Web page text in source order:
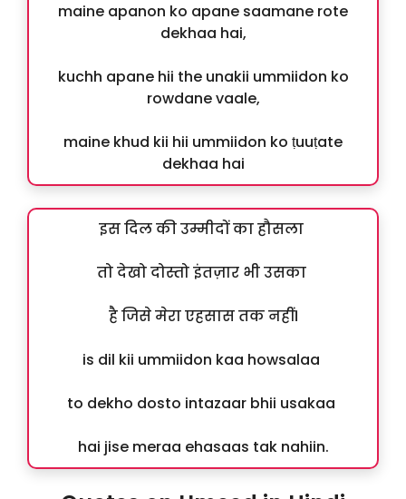
maine apanon ko apane saamane rote
dekhaa hai,
kuchh apane hii the unakii ummiidon ko
rowdane vaale,
maine khud kii hii ummiidon ko ṭuuṭate
dekhaa hai
इस दिल की उम्मीदों का हौसला
तो देखो दोस्तो इंतज़ार भी उसका
है जिसे मेरा एहसास तक नहीं।
is dil kii ummiidon kaa howsalaa
to dekho dosto intazaar bhii usakaa
hai jise meraa ehasaas tak nahiin.